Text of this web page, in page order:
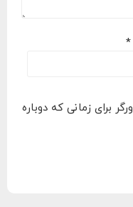
برای زمانی که دوباره